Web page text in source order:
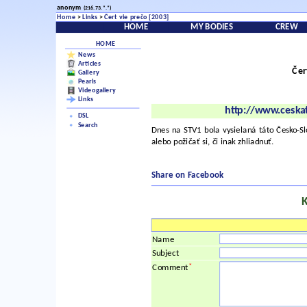
anonym (216.73.*.*)
Home > Links >Čert vie prečo [2003]
HOME MY BODIES CREW
HOME
News
Articles
Gallery
Pearls
Videogallery
Links
DSL
Search
http://
Dnes na STV1 bola vysielaná táto
alebo požičať si, či inak zhliadnuť.
Share on Facebook
Name
Subject
Comment*